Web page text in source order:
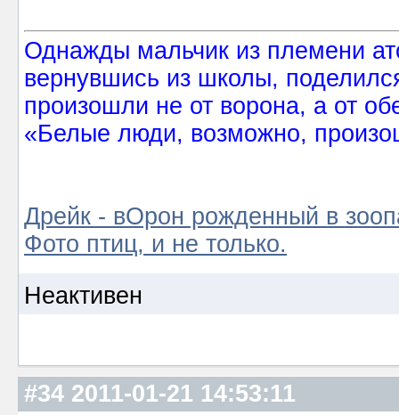
Однажды мальчик из племени
вернувшись из школы,
произошли не от ворона, а от
«Белые люди, возможно,
Дрейк - вОрон рожденный в
Фото птиц, и не только.
Неактивен
#34 2011-01-21 14:53:11